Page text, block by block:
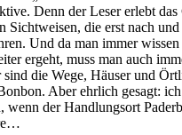
Denn der Leser erlebt das
Sichtweisen, die erst nach
Und da man immer
ergeht, muss man auch
die Wege, Häuser und
Aber ehrlich gesagt: ich
wenn der Handlungsort